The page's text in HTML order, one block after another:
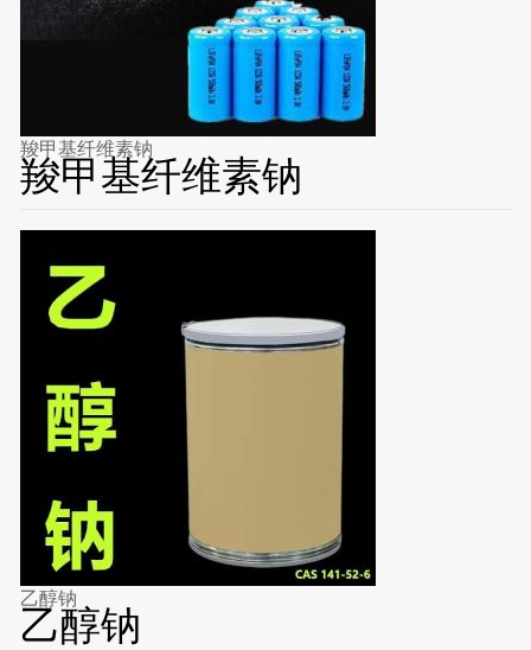
羧甲基纤维素钠
羧甲基纤维素钠
乙醇钠
乙醇钠